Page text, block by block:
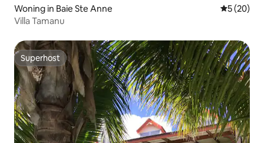
Woning in Baie Ste Anne
5 (20)
Villa Tamanu
Superhost
Superhost